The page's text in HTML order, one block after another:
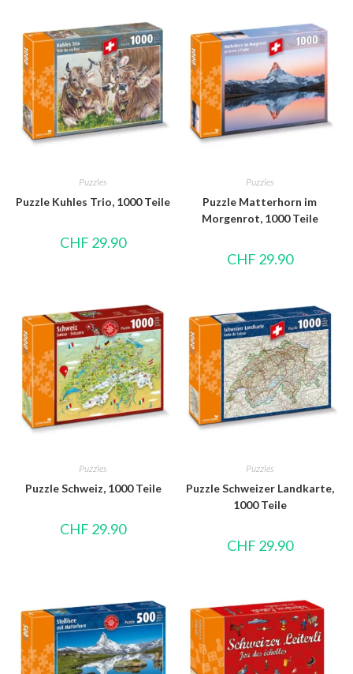
Puzzles
Puzzle Kuhles Trio, 1000 Teile
CHF 29.90
Puzzles
Puzzle Matterhorn im
Morgenrot, 1000 Teile
CHF 29.90
Puzzles
Puzzle Schweiz, 1000 Teile
CHF 29.90
Puzzles
Puzzle Schweizer Landkarte,
1000 Teile
CHF 29.90